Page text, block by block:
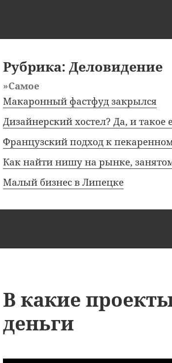
Рубрика:Деловидение
»Самое
Макаронный фастфуд закрылся
Дизайнерский хостел? Да, и такое
Французский подход к
Как найти нишу на рынке,
Малый бизнес в Липецке
В какие
деньги